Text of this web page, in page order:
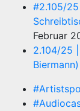
#2.105/
Februar
2.104/25
Biermann)